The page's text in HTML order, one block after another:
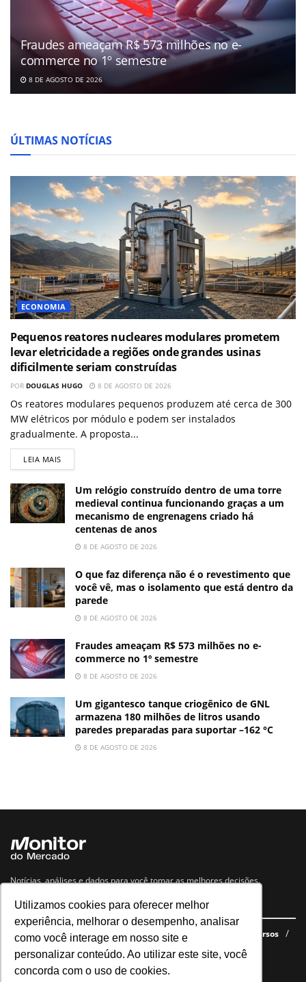
Utilizamos cookies para oferecer melhor
experiência, melhorar o desempenho, analisar
como você interage em nosso site e
personalizar conteúdo. Ao utilizar este site, você
concorda com o uso de cookies.
Fraudes ameaçam R$ 573 milhões no e-
commerce no 1º semestre
8 DE AGOSTO DE 2026
ÚLTIMAS NOTÍCIAS
ECONOMIA
Pequenos reatores nucleares modulares prometem
levar eletricidade a regiões onde grandes usinas
dificilmente seriam construídas
POR DOUGLAS HUGO 8 DE AGOSTO DE 2026
Os reatores modulares pequenos produzem até cerca de 300
MW elétricos por módulo e podem ser instalados
gradualmente. A proposta...
LEIA MAIS
Um relógio construído dentro de uma torre
medieval continua funcionando graças a um
mecanismo de engrenagens criado há
centenas de anos
8 DE AGOSTO DE 2026
O que faz diferença não é o revestimento que
você vê, mas o isolamento que está dentro da
parede
8 DE AGOSTO DE 2026
Fraudes ameaçam R$ 573 milhões no e-
commerce no 1º semestre
8 DE AGOSTO DE 2026
Um gigantesco tanque criogênico de GNL
armazena 180 milhões de litros usando
paredes preparadas para suportar –162 °C
8 DE AGOSTO DE 2026
Notícias, análises e dados para você tomar as melhores decisões.
Navegue no site
Últimas notícias Quem somos E-books gratuitos
Cursos
Política de privacidade